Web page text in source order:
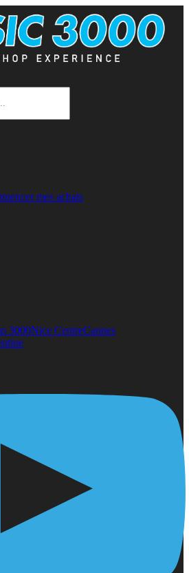
mes achats
3000Nice CentreCannes